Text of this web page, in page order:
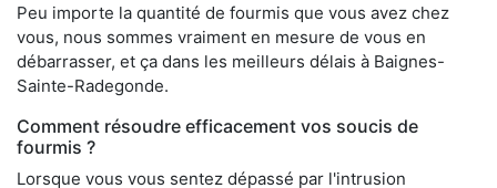
Peu importe la quantité de fourmis que vous avez chez
vous, nous sommes vraiment en mesure de vous en
débarrasser, et ça dans les meilleurs délais à Baignes-
Sainte-Radegonde.
Comment résoudre efficacement vos soucis de
fourmis ?
Lorsque vous vous sentez dépassé par l'intrusion